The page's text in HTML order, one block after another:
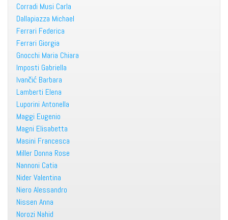
Corradi Musi Carla
Dallapiazza Michael
Ferrari Federica
Ferrari Giorgia
Gnocchi Maria Chiara
Imposti Gabriella
Ivančić Barbara
Lamberti Elena
Luporini Antonella
Maggi Eugenio
Magni Elisabetta
Masini Francesca
Miller Donna Rose
Nannoni Catia
Nider Valentina
Niero Alessandro
Nissen Anna
Norozi Nahid